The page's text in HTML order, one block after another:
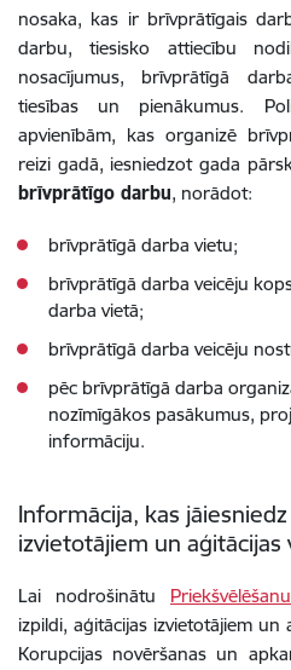
nosaka, kas ir brīvprātīgais
darbu, tiesisko attiecību
nosacījumus, brīvprātīgā
tiesības un pienākumus.
apvienībām, kas organizē
reizi gadā, iesniedzot gada
brīvprātīgo darbu, norādot:
brīvprātīgā darba vietu;
brīvprātīgā darba veicēju
darba vietā;
brīvprātīgā darba veicēju
pēc brīvprātīgā darba
nozīmīgākos pasākumus,
informāciju.
Informācija, kas jāiesniedz
izvietotājiem un aģitācijas
Lai nodrošinātu
izpildi, aģitācijas izvietotājiem un
Korupcijas novēršanas un